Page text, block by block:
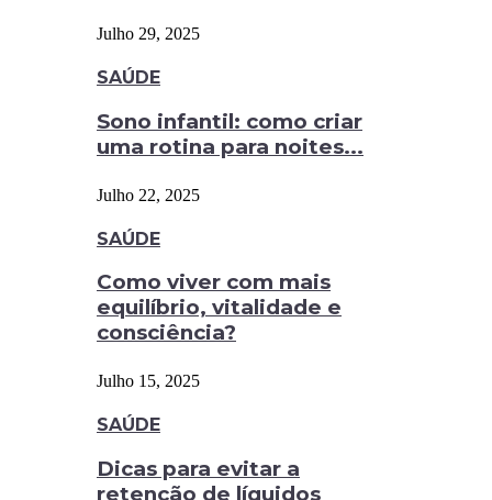
Julho 29, 2025
SAÚDE
Sono infantil: como criar
uma rotina para noites...
Julho 22, 2025
SAÚDE
Como viver com mais
equilíbrio, vitalidade e
consciência?
Julho 15, 2025
SAÚDE
Dicas para evitar a
retenção de líquidos